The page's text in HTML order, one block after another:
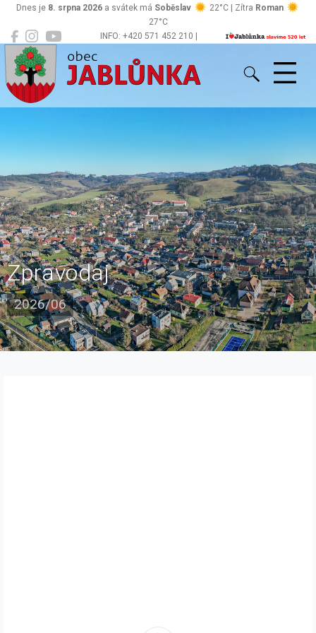
INFO: +420 571 452 210 |
Dnes je 8. srpna 2026 a svátek má Soběslav 22°C | Zítra Roman
27°C
Jablůnka
Zpravodaj
2026/06